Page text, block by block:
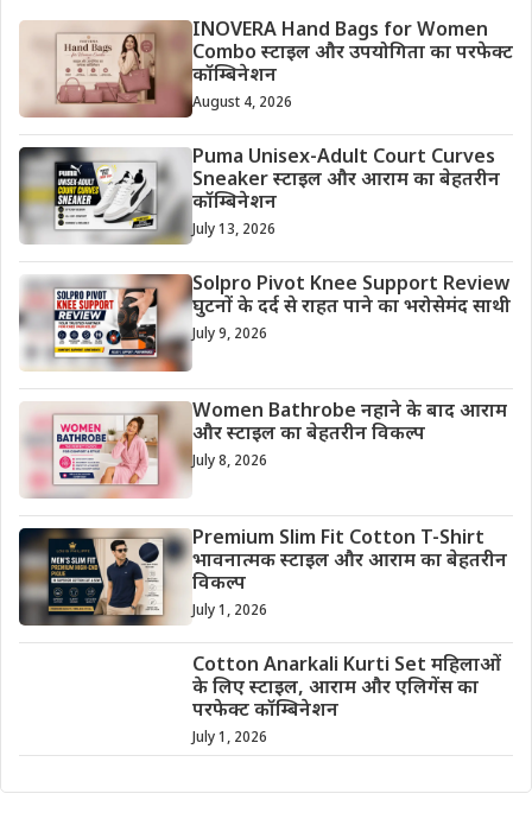
INOVERA Hand Bags for Women
Combo स्टाइल और उपयोगिता का परफेक्ट
कॉम्बिनेशन
August 4, 2026
Puma Unisex-Adult Court Curves
Sneaker स्टाइल और आराम का बेहतरीन
कॉम्बिनेशन
July 13, 2026
Solpro Pivot Knee Support Review
घुटनों के दर्द से राहत पाने का भरोसेमंद साथी
July 9, 2026
Women Bathrobe नहाने के बाद आराम
और स्टाइल का बेहतरीन विकल्प
July 8, 2026
Premium Slim Fit Cotton T-Shirt
भावनात्मक स्टाइल और आराम का बेहतरीन
विकल्प
July 1, 2026
Cotton Anarkali Kurti Set महिलाओं
के लिए स्टाइल, आराम और एलिगेंस का
परफेक्ट कॉम्बिनेशन
July 1, 2026